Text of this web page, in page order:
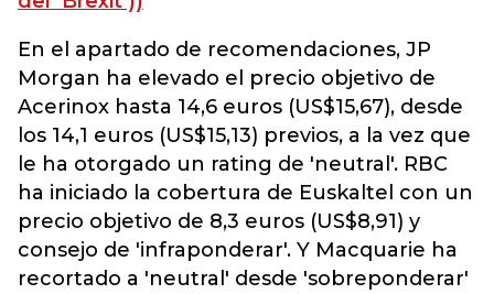
En el apartado de recomendaciones, JP
Morgan ha elevado el precio objetivo de
Acerinox hasta 14,6 euros (US$15,67), desde
los 14,1 euros (US$15,13) previos, a la vez que
le ha otorgado un rating de 'neutral'. RBC
ha iniciado la cobertura de Euskaltel con un
precio objetivo de 8,3 euros (US$8,91) y
consejo de 'infraponderar'. Y Macquarie ha
recortado a 'neutral' desde 'sobreponderar'